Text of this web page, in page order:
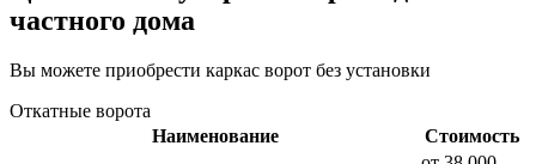
частного дома
Вы можете приобрести каркас ворот без установки
Откатные ворота
Наименование
Стоимость